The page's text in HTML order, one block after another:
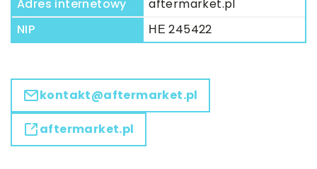
Adres internetowy
aftermarket.pl
NIP
ΗΕ 245422
kontakt@aftermarket.pl
aftermarket.pl